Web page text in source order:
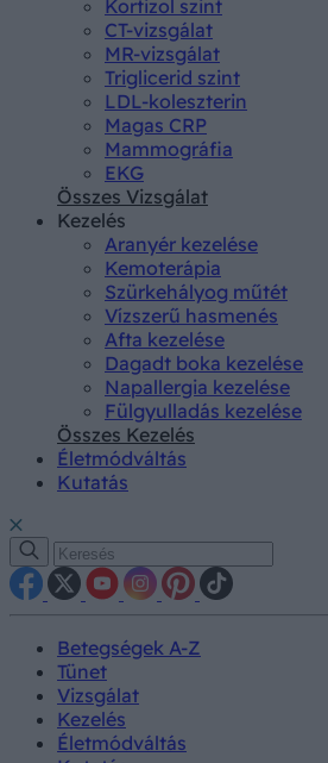
Kortizol szint
CT-vizsgálat
MR-vizsgálat
Triglicerid szint
LDL-koleszterin
Magas CRP
Mammográfia
EKG
Összes Vizsgálat
Kezelés
Aranyér kezelése
Kemoterápia
Szürkehályog műtét
Vízszerű hasmenés
Afta kezelése
Dagadt boka kezelése
Napallergia kezelése
Fülgyulladás kezelése
Összes Kezelés
Életmódváltás
Kutatás
Betegségek A-Z
Tünet
Vizsgálat
Kezelés
Életmódváltás